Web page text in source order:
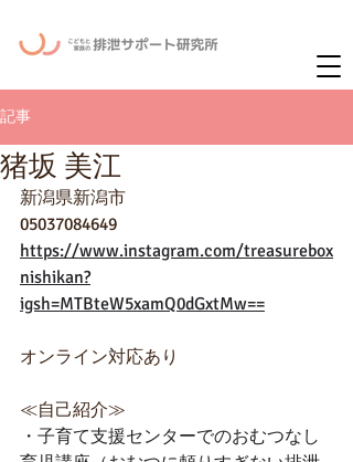
記事
猪坂 美江
新潟県新潟市
05037084649
https://www.instagram.com/treasurebox
nishikan?
igsh=MTBteW5xamQ0dGxtMw==
オンライン対応あり
≪自己紹介≫
・ 子育て支援センターでのおむつなし